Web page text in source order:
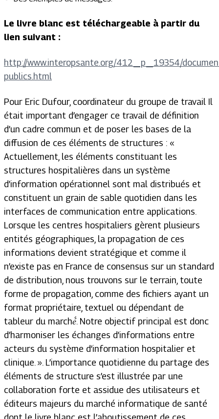
Le livre blanc est téléchargeable à partir du
lien suivant :
http://www.interopsante.org/412_p_19354/
publics.html
Pour Eric Dufour, coordinateur du groupe de travail Il
était important d’engager ce travail de définition
d’un cadre commun et de poser les bases de la
diffusion de ces éléments de structures : «
Actuellement, les éléments constituant les
structures hospitalières dans un système
d’information opérationnel sont mal distribués et
constituent un grain de sable quotidien dans les
interfaces de communication entre applications.
Lorsque les centres hospitaliers gèrent plusieurs
entités géographiques, la propagation de ces
informations devient stratégique et comme il
n’existe pas en France de consensus sur un standard
de distribution, nous trouvons sur le terrain, toute
forme de propagation, comme des fichiers ayant un
format propriétaire, textuel ou dépendant de
tableur du marché́. Notre objectif principal est donc
d’harmoniser les échanges d’informations entre
acteurs du système d’information hospitalier et
clinique. ». L’importance quotidienne du partage des
éléments de structure s’est illustrée par une
collaboration forte et assidue des utilisateurs et
éditeurs majeurs du marché informatique de santé